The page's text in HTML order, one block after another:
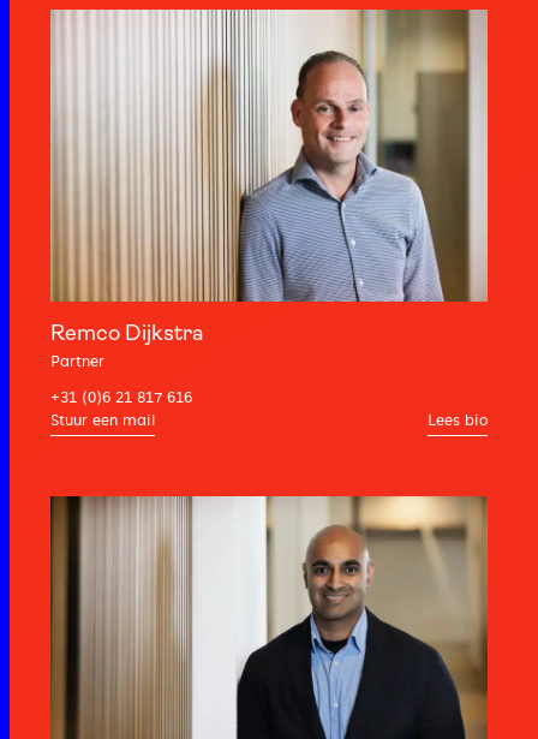
Remco Dijkstra
Partner
+31 (0)6 21 817 616
Lees bio